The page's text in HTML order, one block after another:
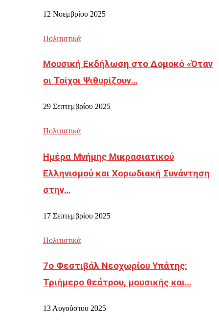
12 Νοεμβρίου 2025
Πολιτιστικά
Μουσική Εκδήλωση στο Δομοκό «Όταν
οι Τοίχοι Ψιθυρίζουν…
29 Σεπτεμβρίου 2025
Πολιτιστικά
Ημέρα Μνήμης Μικρασιατικού
Ελληνισμού και Χορωδιακή Συνάντηση
στην…
17 Σεπτεμβρίου 2025
Πολιτιστικά
7ο Φεστιβάλ Νεοχωρίου Υπάτης:
Τριήμερο θεάτρου, μουσικής και…
13 Αυγούστου 2025